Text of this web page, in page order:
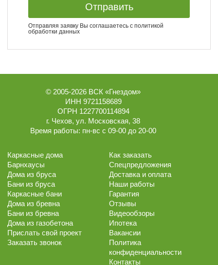
Отправить
Отправляя заявку Вы соглашаетесь с политикой
обработки данных
© 2005-2026 ВСК «Гнездом»
ИНН 9721158689
ОГРН 1227700114894
г. Чехов, ул. Московская, 38
Время работы: пн-вс с 09-00 до 20-00
Каркасные дома
Барнхаусы
Дома из бруса
Бани из бруса
Каркасные бани
Дома из бревна
Бани из бревна
Дома из газобетона
Прислать свой проект
Заказать звонок
Как заказать
Спецпредложения
Доставка и оплата
Наши работы
Гарантия
Отзывы
Видеообзоры
Ипотека
Вакансии
Политика
конфиденциальности
Контакты